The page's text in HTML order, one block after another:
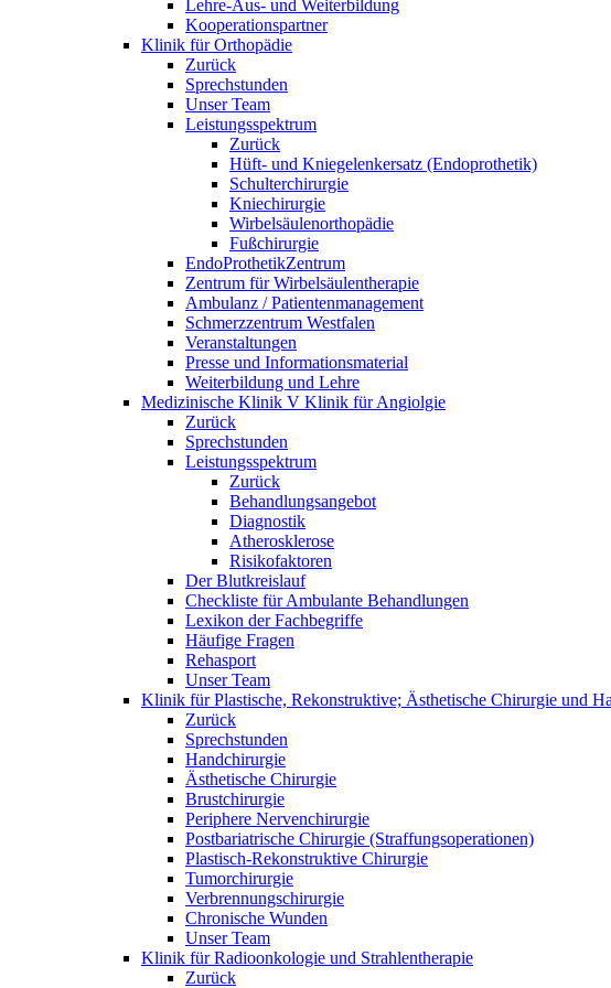
Lehre-Aus- und Weiterbildung
Kooperationspartner
Klinik für Orthopädie
Zurück
Sprechstunden
Unser Team
Leistungsspektrum
Zurück
Hüft- und Kniegelenkersatz (Endoprothetik)
Schulterchirurgie
Kniechirurgie
Wirbelsäulenorthopädie
Fußchirurgie
EndoProthetikZentrum
Zentrum für Wirbelsäulentherapie
Ambulanz / Patientenmanagement
Schmerzzentrum Westfalen
Veranstaltungen
Presse und Informationsmaterial
Weiterbildung und Lehre
Medizinische Klinik V Klinik für Angiolgie
Zurück
Sprechstunden
Leistungsspektrum
Zurück
Behandlungsangebot
Diagnostik
Atherosklerose
Risikofaktoren
Der Blutkreislauf
Checkliste für Ambulante Behandlungen
Lexikon der Fachbegriffe
Häufige Fragen
Rehasport
Unser Team
Klinik für Plastische, Rekonstruktive; Ästhetische Chirurgie und
Zurück
Sprechstunden
Handchirurgie
Ästhetische Chirurgie
Brustchirurgie
Periphere Nervenchirurgie
Postbariatrische Chirurgie (Straffungsoperationen)
Plastisch-Rekonstruktive Chirurgie
Tumorchirurgie
Verbrennungschirurgie
Chronische Wunden
Unser Team
Klinik für Radioonkologie und Strahlentherapie
Zurück